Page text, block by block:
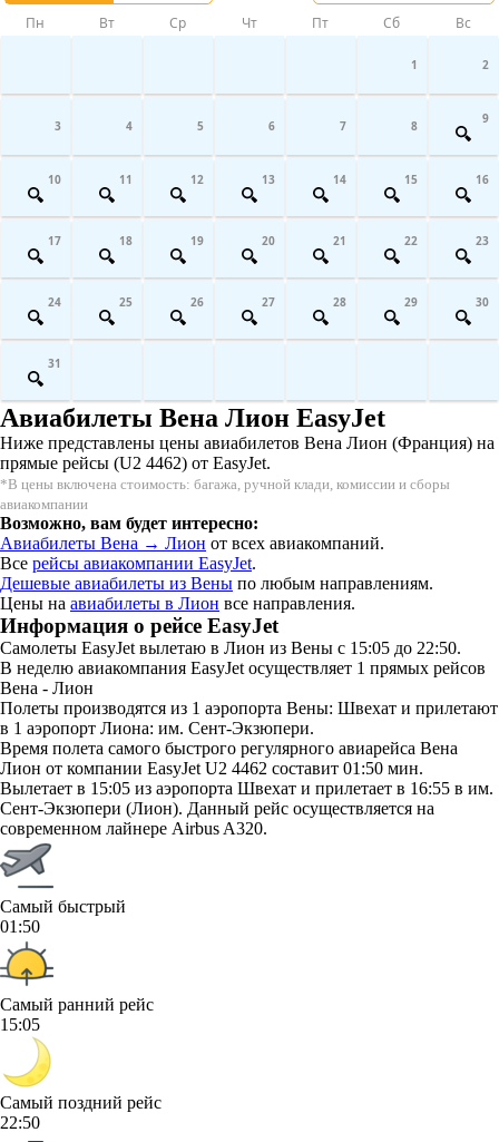
Пн Вт Ср Чт Пт Сб Вс
1 2
3 4 5 6 7 8 9
10 11 12 13 14 15 16
17 18 19 20 21 22 23
24 25 26 27 28 29 30
31
Авиабилеты Вена Лион EasyJet
Ниже представлены цены авиабилетов Вена Лион (Франция) на
прямые рейсы (U2 4462) от EasyJet.
*В цены включена стоимость: багажа, ручной клади, комиссии и сборы
авиакомпании
Возможно, вам будет интересно:
Авиабилеты Вена → Лион от всех авиакомпаний.
Все рейсы авиакомпании EasyJet.
Дешевые авиабилеты из Вены по любым направлениям.
Цены на авиабилеты в Лион все направления.
Информация о рейсе EasyJet
Самолеты EasyJet вылетаю в Лион из Вены с 15:05 до 22:50.
В неделю авиакомпания EasyJet осуществляет 1 прямых рейсов
Вена - Лион
Полеты производятся из 1 аэропорта Вены: Швехат и прилетают
в 1 аэропорт Лиона: им. Сент-Экзюпери.
Время полета самого быстрого регулярного авиарейса Вена
Лион от компании EasyJet U2 4462 составит 01:50 мин.
Вылетает в 15:05 из аэропорта Швехат и прилетает в 16:55 в им.
Сент-Экзюпери (Лион). Данный рейс осуществляется на
современном лайнере Airbus A320.
Самый быстрый
01:50
Самый ранний рейс
15:05
Самый поздний рейс
22:50